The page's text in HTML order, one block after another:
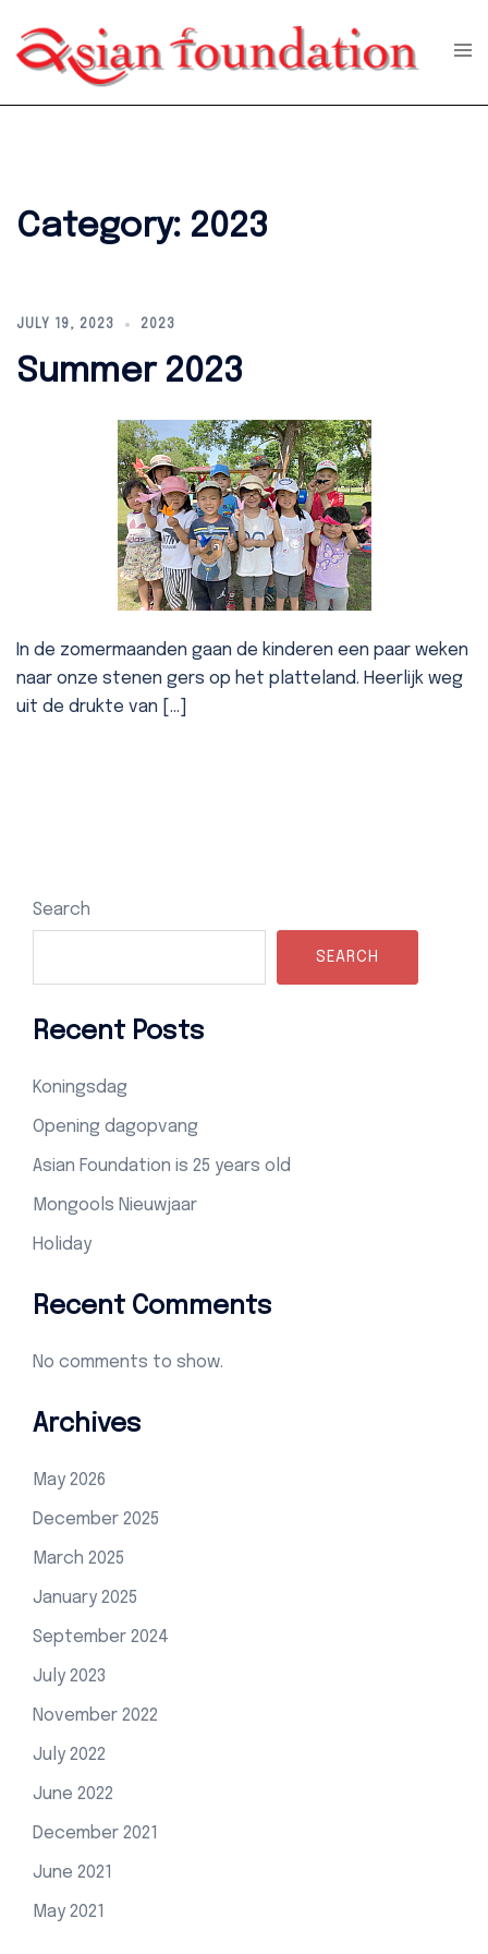
content
Category: 2023
JULY 19, 2023 2023
Summer 2023
In de zomermaanden gaan de kinderen een paar weken
naar onze stenen gers op het platteland. Heerlijk weg
uit de drukte van […]
Search
SEARCH
Recent Posts
Koningsdag
Opening dagopvang
Asian Foundation is 25 years old
Mongools Nieuwjaar
Holiday
Recent Comments
No comments to show.
Archives
May 2026
December 2025
March 2025
January 2025
September 2024
July 2023
November 2022
July 2022
June 2022
December 2021
June 2021
May 2021